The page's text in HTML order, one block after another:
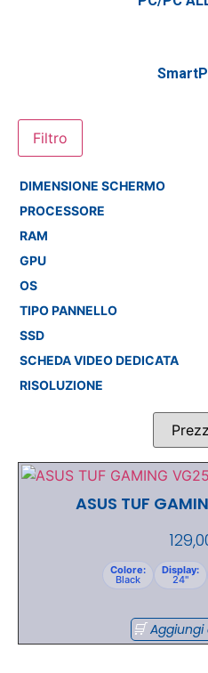
Filtro
DIMENSIONE SCHERMO
PROCESSORE
RAM
GPU
OS
TIPO PANNELLO
SSD
SCHEDA VIDEO DEDICATA
RISOLUZIONE
ASUS TUF
Colore:
Black
Display:
24"
Aggiungi